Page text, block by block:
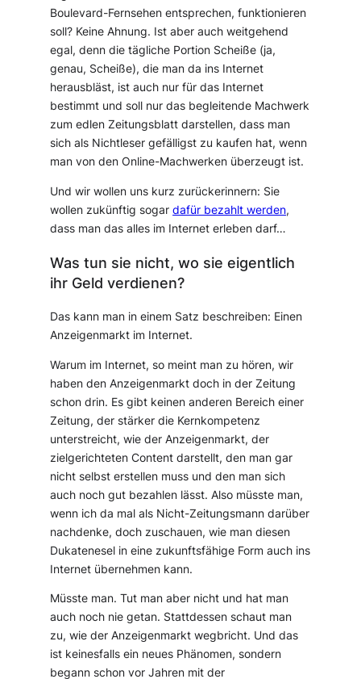
Boulevard-Fernsehen entsprechen, funktionieren
soll? Keine Ahnung. Ist aber auch weitgehend
egal, denn die tägliche Portion Scheiße (ja,
genau, Scheiße), die man da ins Internet
herausbläst, ist auch nur für das Internet
bestimmt und soll nur das begleitende Machwerk
zum edlen Zeitungsblatt darstellen, dass man
sich als Nichtleser gefälligst zu kaufen hat, wenn
man von den Online-Machwerken überzeugt ist.
Und wir wollen uns kurz zurückerinnern: Sie
wollen zukünftig sogardafür bezahlt werden,
dass man das alles im Internet erleben darf…
Was tun sie nicht, wo sie eigentlich
ihr Geld verdienen?
Das kann man in einem Satz beschreiben: Einen
Anzeigenmarkt im Internet.
Warum im Internet, so meint man zu hören, wir
haben den Anzeigenmarkt doch in der Zeitung
schon drin. Es gibt keinen anderen Bereich einer
Zeitung, der stärker die Kernkompetenz
unterstreicht, wie der Anzeigenmarkt, der
zielgerichteten Content darstellt, den man gar
nicht selbst erstellen muss und den man sich
auch noch gut bezahlen lässt. Also müsste man,
wenn ich da mal als Nicht-Zeitungsmann darüber
nachdenke, doch zuschauen, wie man diesen
Dukatenesel in eine zukunftsfähige Form auch ins
Internet übernehmen kann.
Müsste man. Tut man aber nicht und hat man
auch noch nie getan. Stattdessen schaut man
zu, wie der Anzeigenmarkt wegbricht. Und das
ist keinesfalls ein neues Phänomen, sondern
begann schon vor Jahren mit der